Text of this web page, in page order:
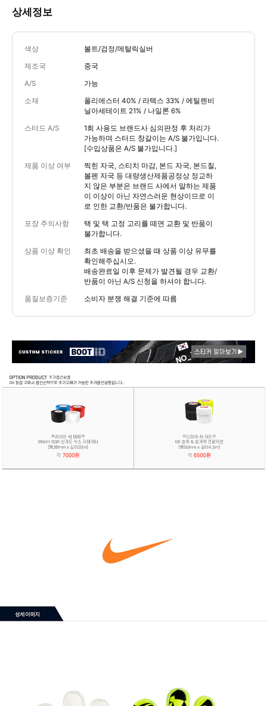
상세정보
색상 볼트/검정/메탈릭실버
제조국 중국
A/S 가능
소재
폴리에스터 40% / 라텍스 33% / 에틸렌비
닐아세테이트 21% / 나일론 6%
스터드 A/S
1회 사용도 브랜드사 심의판정 후 처리가
가능하며 스터드 창갈이는 A/S 불가입니다.
[수입상품은 A/S 불가입니다.]
제품 이상 여부
찍힌 자국, 스티치 마감, 본드 자국, 본드칠,
볼펜 자국 등 대량생산제품공정상 정교하
지 않은 부분은 브랜드 사에서 말하는 제품
이 이상이 아닌 자연스러운 현상이므로 이
로 인한 교환/반품은 불가합니다.
포장 주의사항
택 및 택 고정 고리를 떼면 교환 및 반품이
불가합니다.
상품 이상 확인
최초 배송을 받으셨을 때 상품 이상 유무를
확인해주십시오.
배송완료일 이후 문제가 발견될 경우 교환/
반품이 아닌 A/S 신청을 하셔야 합니다.
품질보증기준 소비자 분쟁 해결 기준에 따름